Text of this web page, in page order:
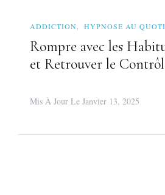
ADDICTION HYPNOSE AU
Rompre avec les
et Retrouver le
Mis À Jour Le Janvier 13, 2025